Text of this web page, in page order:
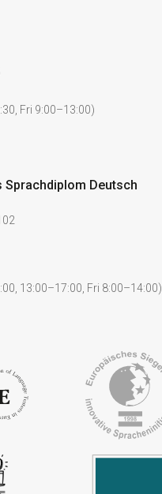
Fri 9:00–13:00)
Sprachdiplom Deutsch
13:00–17:00, Fri 8:00–14:00)